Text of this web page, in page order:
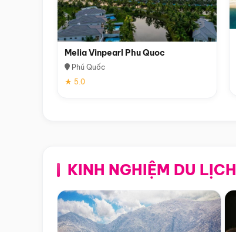
Melia Vinpearl Phu Quoc
Phú Quốc
★ 5.0
KINH NGHIỆM DU LỊCH